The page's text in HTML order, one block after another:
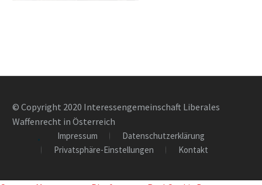
© Copyright 2020 Interessengemeinschaft Liberales
Waffenrecht in Österreich
Impressum
Datenschutzerklärung
Privatsphäre-Einstellungen
Kontakt